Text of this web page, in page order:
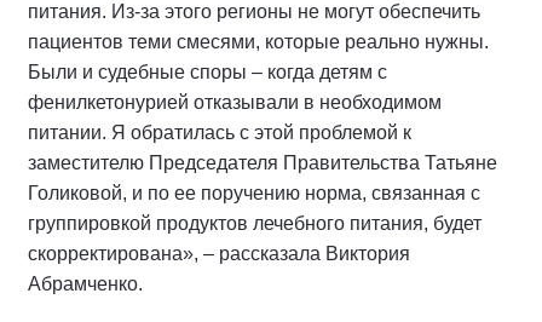
питания. Из-за этого регионы не могут обеспечить
пациентов теми смесями, которые реально нужны.
Были и судебные споры – когда детям с
фенилкетонурией отказывали в необходимом
питании. Я обратилась с этой проблемой к
заместителю Председателя Правительства Татьяне
Голиковой, и по ее поручению норма, связанная с
группировкой продуктов лечебного питания, будет
скорректирована», – рассказала Виктория
Абрамченко.